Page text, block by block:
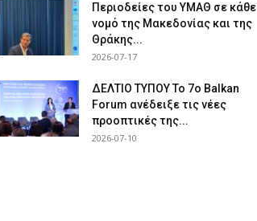
Περιοδείες του ΥΜΑΘ σε κάθε
νομό της Μακεδονίας και της
Θράκης...
2026-07-17
ΔΕΛΤΙΟ ΤΥΠΟΥ Το 7ο Balkan
Forum ανέδειξε τις νέες
προοπτικές της...
2026-07-10